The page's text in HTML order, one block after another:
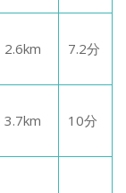
2.6km 7.2分
3.7km 10分